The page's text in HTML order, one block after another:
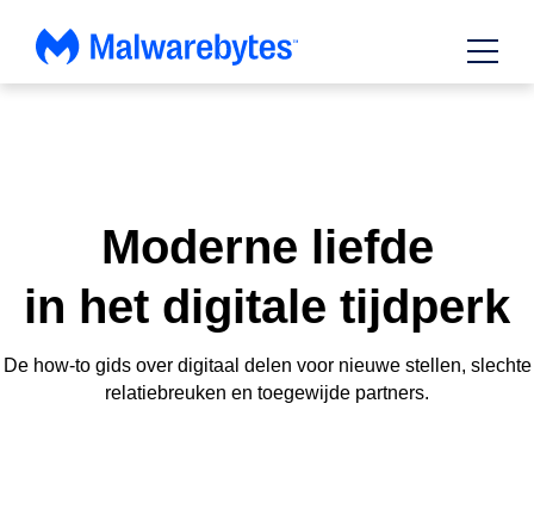
naar
Moderne liefde
in het digitale tijdperk
De how-to gids over digitaal delen voor nieuwe stellen, slechte
relatiebreuken en toegewijde partners.